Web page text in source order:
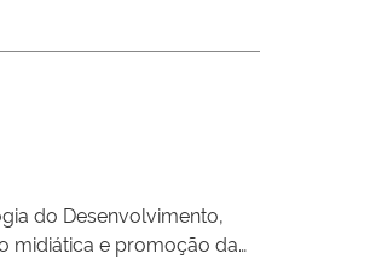
do Desenvolvimento,
midiática e promoção da